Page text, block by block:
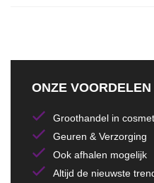
ONZE VOORDELEN
Groothandel in
Geuren & Verzorging
Ook afhalen mogelijk
Altijd de nieuwste